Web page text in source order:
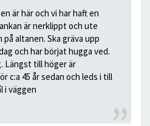
är här och vi har haft en
är nerklippt och ute
altanen. Ska gräva upp
och har börjat hugga ved.
Längst till höger är
c:a 45 år sedan och leds i till
i väggen